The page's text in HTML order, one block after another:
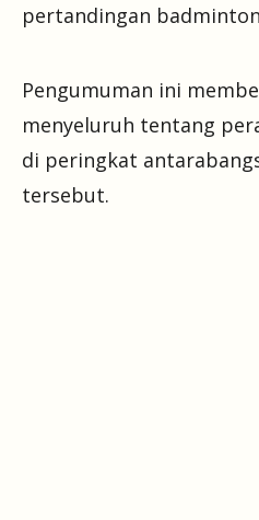
pertandingan
Pengumuman ini
menyeluruh tentang
di peringkat
tersebut.